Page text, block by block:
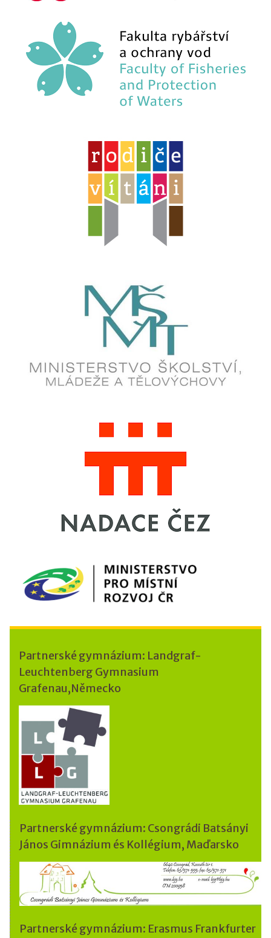
Partnerské gymnázium: Landgraf-
Leuchtenberg Gymnasium
Grafenau,Německo
Partnerské gymnázium: Csongrádi Batsányi
János Gimnázium és Kollégium, Maďarsko
Partnerské gymnázium: Erasmus Frankfurter